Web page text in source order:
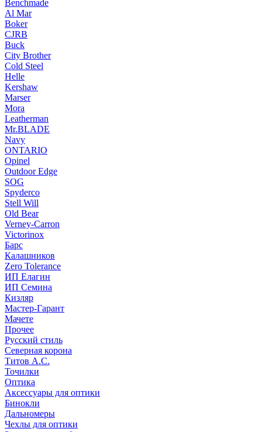
Benchmade
Al Mar
Boker
CJRB
Buck
City Brother
Cold Steel
Helle
Kershaw
Marser
Mora
Leatherman
Mr.BLADE
Navy
ONTARIO
Opinel
Outdoor Edge
SOG
Spyderco
Stell Will
Old Bear
Verney-Carron
Victorinox
Барс
Калашников
Zero Tolerance
ИП Елагин
ИП Семина
Кизляр
Мастер-Гарант
Мачете
Прочее
Русский стиль
Северная корона
Титов А.С.
Точилки
Оптика
Аксессуары для оптики
Бинокли
Дальномеры
Чехлы для оптики